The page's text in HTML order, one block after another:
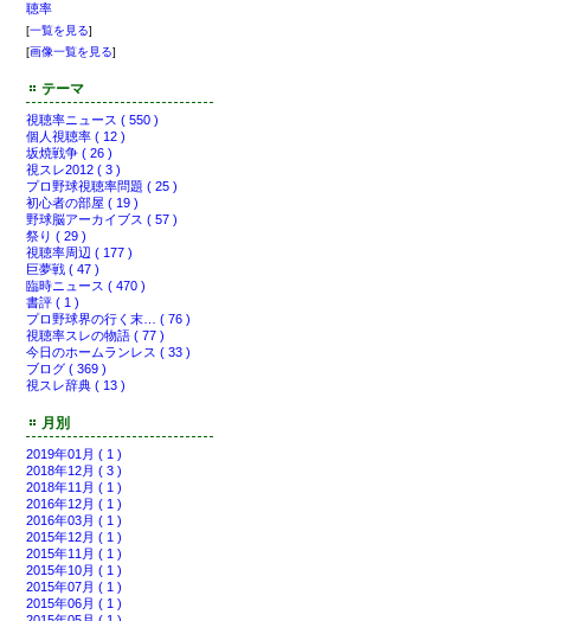
聴率
[一覧を見る]
[画像一覧を見る]
テーマ
視聴率ニュース ( 550 )
個人視聴率 ( 12 )
坂焼戦争 ( 26 )
視スレ2012 ( 3 )
プロ野球視聴率問題 ( 25 )
初心者の部屋 ( 19 )
野球脳アーカイブス ( 57 )
祭り ( 29 )
視聴率周辺 ( 177 )
巨夢戦 ( 47 )
臨時ニュース ( 470 )
書評 ( 1 )
プロ野球界の行く末… ( 76 )
視聴率スレの物語 ( 77 )
今日のホームランレス ( 33 )
ブログ ( 369 )
視スレ辞典 ( 13 )
月別
2019年01月 ( 1 )
2018年12月 ( 3 )
2018年11月 ( 1 )
2016年12月 ( 1 )
2016年03月 ( 1 )
2015年12月 ( 1 )
2015年11月 ( 1 )
2015年10月 ( 1 )
2015年07月 ( 1 )
2015年06月 ( 1 )